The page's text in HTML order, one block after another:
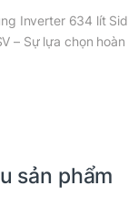
Inverter 634 lít
– Sự lựa chọn
sản phẩm